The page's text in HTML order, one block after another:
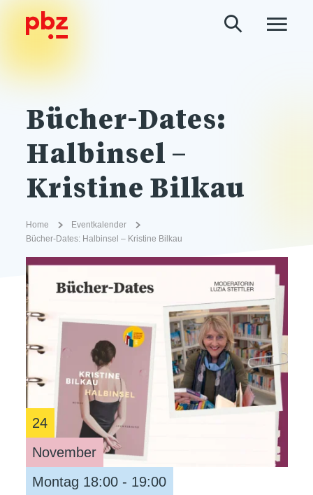
Bücher-Dates:
Halbinsel –
Kristine Bilkau
Home
Eventkalender
Bücher-Dates: Halbinsel – Kristine Bilkau
24
November
Montag 18:00 - 19:00